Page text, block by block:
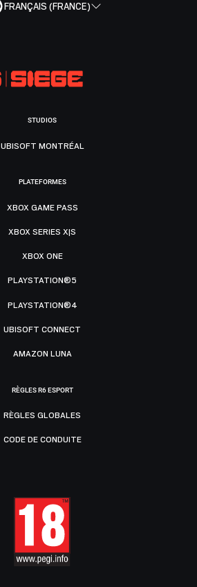
FRANÇAIS (FRANCE)
STUDIOS
UBISOFT MONTRÉAL
PLATEFORMES
XBOX GAME PASS
XBOX SERIES X|S
XBOX ONE
PLAYSTATION®5
PLAYSTATION®4
UBISOFT CONNECT
AMAZON LUNA
RÈGLES R6 ESPORT
RÈGLES GLOBALES
CODE DE CONDUITE